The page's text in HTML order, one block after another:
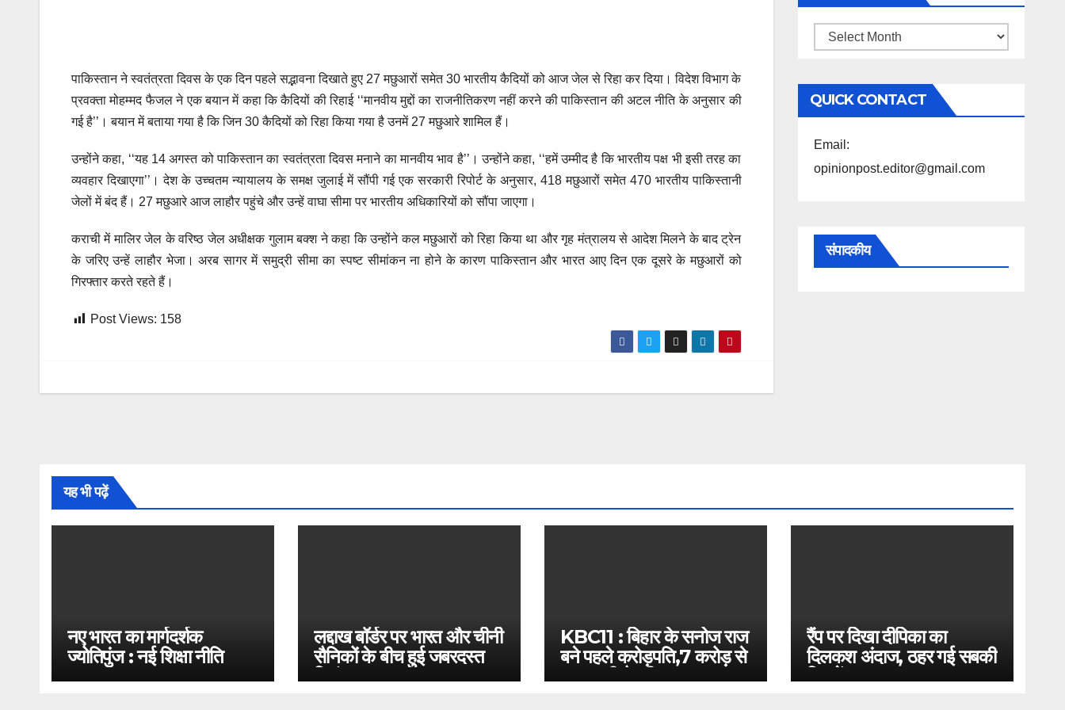
पाकिस्तान ने स्वतंत्रता दिवस के एक दिन पहले सद्भावना दिखाते हुए 27 मछुआरों समेत 30 भारतीय कैदियों को आज जेल से रिहा कर दिया। विदेश विभाग के
प्रवक्ता मोहम्मद फैजल ने एक बयान में कहा कि कैदियों की रिहाई ‘‘मानवीय मुद्दों का राजनीतिकरण नहीं करने की पाकिस्तान की अटल नीति के अनुसार की
गई है’’। बयान में बताया गया है कि जिन 30 कैदियों को रिहा किया गया है उनमें 27 मछुआरे शामिल हैं।
उन्होंने कहा, ‘‘यह 14 अगस्त को पाकिस्तान का स्वतंत्रता दिवस मनाने का मानवीय भाव है’’। उन्होंने कहा, ‘‘हमें उम्मीद है कि भारतीय पक्ष भी इसी तरह का
व्यवहार दिखाएगा’’। देश के उच्चतम न्यायालय के समक्ष जुलाई में सौंपी गई एक सरकारी रिपोर्ट के अनुसार, 418 मछुआरों समेत 470 भारतीय पाकिस्तानी
जेलों में बंद हैं। 27 मछुआरे आज लाहौर पहुंचे और उन्हें वाघा सीमा पर भारतीय अधिकारियों को सौंपा जाएगा।
कराची में मालिर जेल के वरिष्ठ जेल अधीक्षक गुलाम बक्श ने कहा कि उन्होंने कल मछुआरों को रिहा किया था और गृह मंत्रालय से आदेश मिलने के बाद ट्रेन
के जरिए उन्हें लाहौर भेजा। अरब सागर में समुद्री सीमा का स्पष्ट सीमांकन ना होने के कारण पाकिस्तान और भारत आए दिन एक दूसरे के मछुआरों को
गिरफ्तार करते रहते हैं।
Post Views: 158
महिने
अनुसार
पढ़ें
QUICK CONTACT
Email:
opinionpost.editor@gmail.com
संपादकीय
यह भी पढ़ें
नए भारत का मार्गदर्शक
ज्योतिपुंज : नई शिक्षा नीति
2020
लद्दाख बॉर्डर पर भारत और चीनी
सैनिकों के बीच हुई जबरदस्त
भिड़ंत
KBC11 : बिहार के सनोज राज
बने पहले करोड़पति,7 करोड़ से
बस इतनी है दूरी
रैंप पर दिखा दीपिका का
दिलकश अंदाज, ठहर गई सबकी
निगाहें